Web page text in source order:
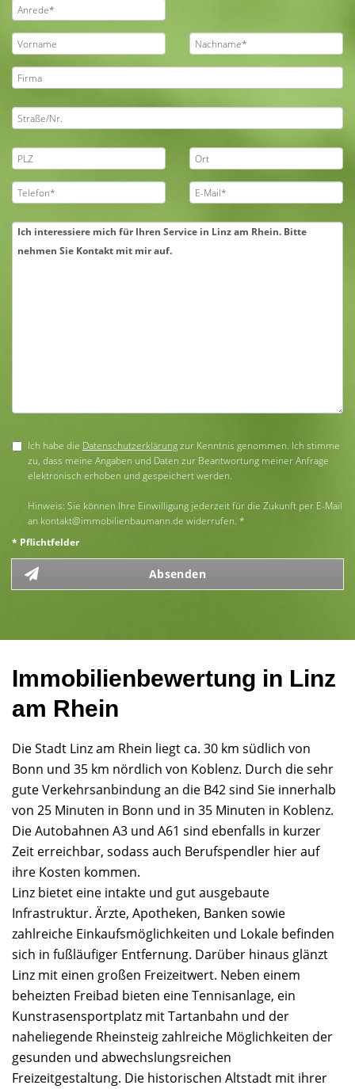
Ich habe die Datenschutzerklärungzur Kenntnis genommen. Ich stimme
zu, dass meine Angaben und Daten zur Beantwortung meiner Anfrage
elektronisch erhoben und gespeichert werden.
Hinweis: Sie können Ihre Einwilligung jederzeit für die Zukunft per E-Mail
an kontakt@immobilienbaumann.de widerrufen. *
* Pflichtfelder
Absenden
Immobilienbewertung in Linz
am Rhein
Die Stadt Linz am Rhein liegt ca. 30 km südlich von
Bonn und 35 km nördlich von Koblenz. Durch die sehr
gute Verkehrsanbindung an die B42 sind Sie innerhalb
von 25 Minuten in Bonn und in 35 Minuten in Koblenz.
Die Autobahnen A3 und A61 sind ebenfalls in kurzer
Zeit erreichbar, sodass auch Berufspendler hier auf
ihre Kosten kommen.
Linz bietet eine intakte und gut ausgebaute
Infrastruktur. Ärzte, Apotheken, Banken sowie
zahlreiche Einkaufsmöglichkeiten und Lokale befinden
sich in fußläufiger Entfernung. Darüber hinaus glänzt
Linz mit einen großen Freizeitwert. Neben einem
beheizten Freibad bieten eine Tennisanlage, ein
Kunstrasensportplatz mit Tartanbahn und der
naheliegende Rheinsteig zahlreiche Möglichkeiten der
gesunden und abwechslungsreichen
Freizeitgestaltung. Die historischen Altstadt mit ihrer